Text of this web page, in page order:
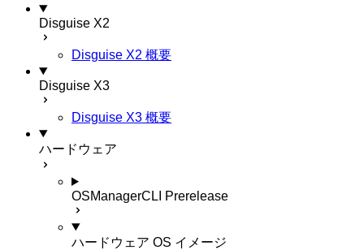
Disguise X2
Disguise X2 概要
Disguise X3
Disguise X3 概要
ハードウェア
OSManagerCLI Prerelease
ハードウェア OS イメージ